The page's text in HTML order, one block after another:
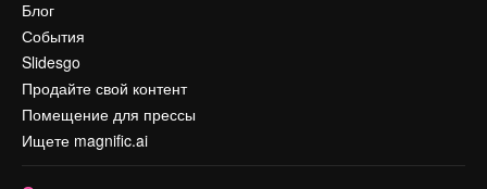
Блог
События
Slidesgo
Продайте свой контент
Помещение для прессы
Ищете magnific.ai